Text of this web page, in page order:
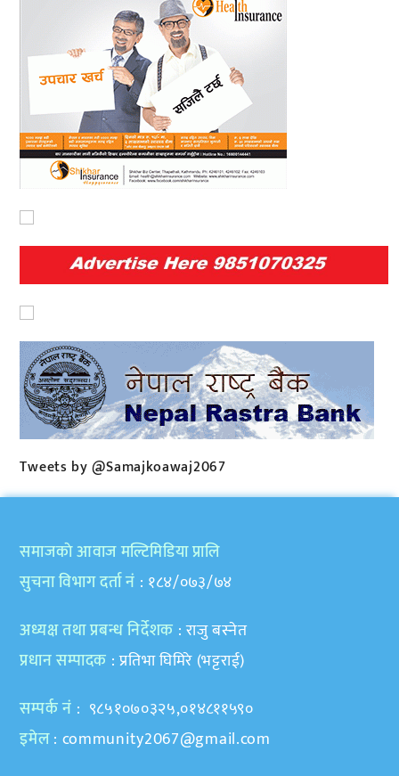
Tweets by @Samajkoawaj2067
समाजकाे आवाज मल्टिमिडिया प्रालि
सुचना विभाग दर्ता नं : १८४/०७३/७४
अध्यक्ष तथा प्रबन्ध निर्देशक : राजु बस्नेत
प्रधान सम्पादक : प्रतिभा घिमिरे (भट्टराई)
सम्पर्क नं : ९८५१०७०३२५,०१४८११५९०
इमेल: community2067@gmail.com